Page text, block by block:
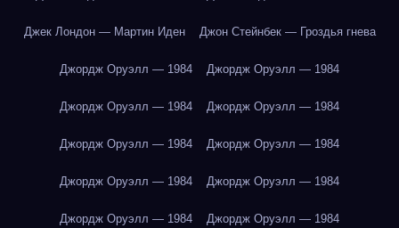
Джек Лондон — Мартин Иден Джон Стейнбек — Гроздья гнева
Джордж Оруэлл — 1984 Джордж Оруэлл — 1984
Джордж Оруэлл — 1984 Джордж Оруэлл — 1984
Джордж Оруэлл — 1984 Джордж Оруэлл — 1984
Джордж Оруэлл — 1984 Джордж Оруэлл — 1984
Джордж Оруэлл — 1984 Джордж Оруэлл — 1984